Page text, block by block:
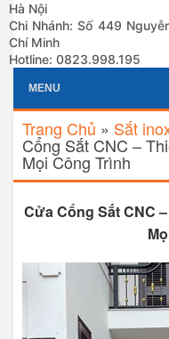
Hà Nội
Chi Nhánh: Số 449
Chí Minh
Hotline: 0823.998.195
MENU
Trang Chủ » Sắt
Cổng Sắt CNC –
Mọi Công Trình
Cửa Cổng Sắt CNC